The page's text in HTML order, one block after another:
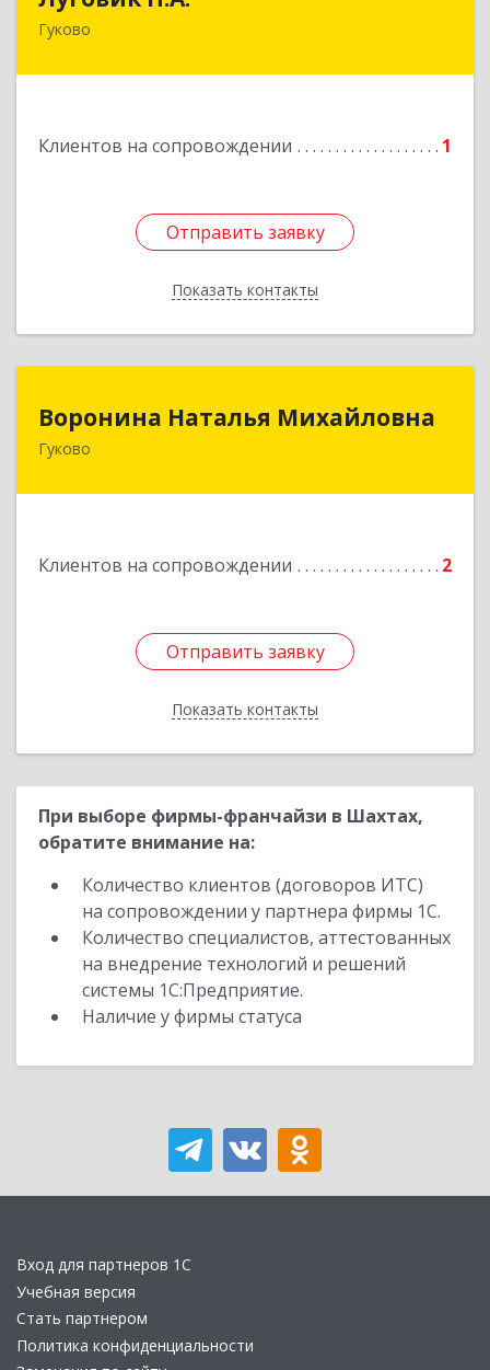
Гуково
Клиентов на сопровождении 1
Отправить заявку
Показать контакты
Отправить заявку
Назад
Воронина Наталья Михайловна
Гуково
Клиентов на сопровождении 2
Отправить заявку
Показать контакты
Воронина Наталья Михайловна
Отправить заявку
Назад
При выборе фирмы-франчайзи в Шахтах,
обратите внимание на:
Количество клиентов (договоров ИТС)
на сопровождении у партнера фирмы 1С.
Количество специалистов, аттестованных
на внедрение технологий и решений
системы 1С:Предприятие.
Наличие у фирмы статуса
Вход для партнеров 1С
Учебная версия
Стать партнером
Политика конфиденциальности